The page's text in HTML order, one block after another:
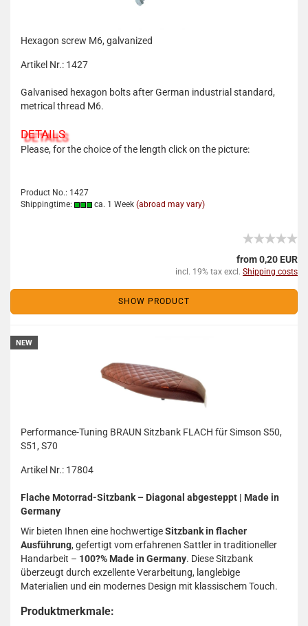
Hexagon screw M6, galvanized
Artikel Nr.: 1427
Galvanised hexagon bolts after German industrial standard,
metrical thread M6.
DETAILS
Please, for the choice of the length click on the picture:
Product No.: 1427
Shippingtime:
ca. 1 Week (abroad may vary)
from 0,20 EUR
incl. 19% tax excl. Shipping costs
SHOW PRODUCT
NEW
Performance-Tuning BRAUN Sitzbank FLACH für Simson S50,
S51, S70
Artikel Nr.: 17804
Flache Motorrad-Sitzbank – Diagonal abgesteppt | Made in
Germany
Wir bieten Ihnen eine hochwertigeSitzbank in flacher
Ausführung, gefertigt vom erfahrenen Sattler in traditioneller
Handarbeit – 100?% Made in Germany. Diese Sitzbank
überzeugt durch exzellente Verarbeitung, langlebige
Materialien und ein modernes Design mit klassischem Touch.
Produktmerkmale: